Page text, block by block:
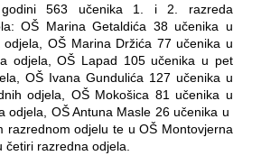
godini 563 učenika 1. i 2. razreda
OŠ Marina Getaldića 38 učenika u
odjela, OŠ Marina Držića 77 učenika u
odjela, OŠ Lapad 105 učenika u pet
OŠ Ivana Gundulića 127 učenika u
odjela, OŠ Mokošica 81 učenika u
odjela, OŠ Antuna Masle 26 učenika u
razrednom odjelu te u OŠ Montovjerna
četiri razredna odjela.